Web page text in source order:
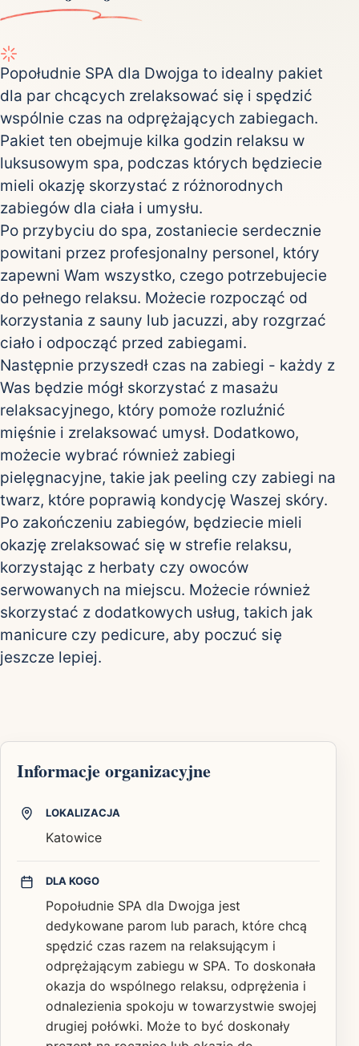
Popołudnie SPA dla Dwojga to idealny pakiet
dla par chcących zrelaksować się i spędzić
wspólnie czas na odprężających zabiegach.
Pakiet ten obejmuje kilka godzin relaksu w
luksusowym spa, podczas których będziecie
mieli okazję skorzystać z różnorodnych
zabiegów dla ciała i umysłu.
Po przybyciu do spa, zostaniecie serdecznie
powitani przez profesjonalny personel, który
zapewni Wam wszystko, czego potrzebujecie
do pełnego relaksu. Możecie rozpocząć od
korzystania z sauny lub jacuzzi, aby rozgrzać
ciało i odpocząć przed zabiegami.
Następnie przyszedł czas na zabiegi - każdy z
Was będzie mógł skorzystać z masażu
relaksacyjnego, który pomoże rozluźnić
mięśnie i zrelaksować umysł. Dodatkowo,
możecie wybrać również zabiegi
pielęgnacyjne, takie jak peeling czy zabiegi na
twarz, które poprawią kondycję Waszej skóry.
Po zakończeniu zabiegów, będziecie mieli
okazję zrelaksować się w strefie relaksu,
korzystając z herbaty czy owoców
serwowanych na miejscu. Możecie również
skorzystać z dodatkowych usług, takich jak
manicure czy pedicure, aby poczuć się
jeszcze lepiej.
Informacje organizacyjne
LOKALIZACJA
Katowice
DLA KOGO
Popołudnie SPA dla Dwojga jest
dedykowane parom lub parach, które chcą
spędzić czas razem na relaksującym i
odprężającym zabiegu w SPA. To doskonała
okazja do wspólnego relaksu, odprężenia i
odnalezienia spokoju w towarzystwie swojej
drugiej połówki. Może to być doskonały